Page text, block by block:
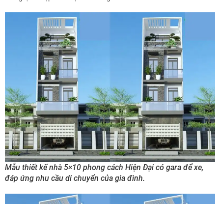
Mẫu thiết kế nhà 5×10 phong cách Hiện Đại có gara để xe,
đáp ứng nhu cầu di chuyển của gia đình.